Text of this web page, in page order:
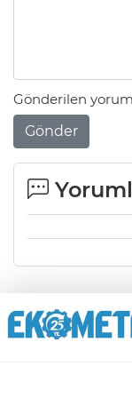
Gönderilen
Gönder